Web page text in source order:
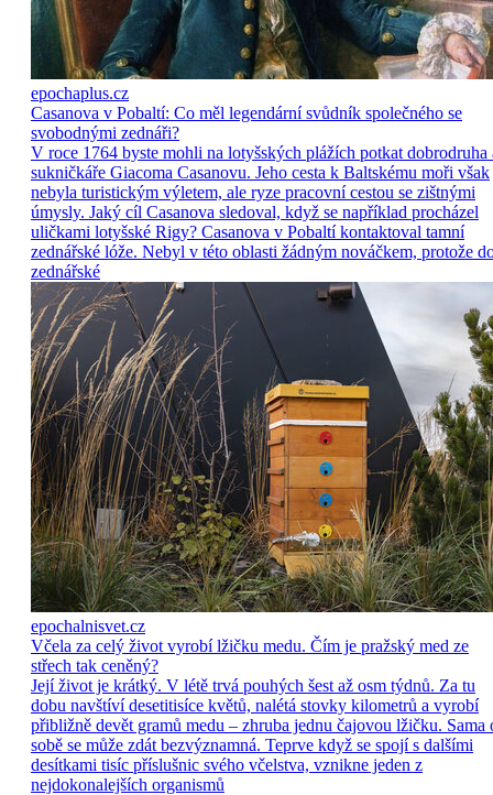
epochaplus.cz
Casanova v Pobaltí: Co měl legendární svůdník společného se
svobodnými zednáři?
V roce 1764 byste mohli na lotyšských plážích potkat dobrodruha
sukničkáře Giacoma Casanovu. Jeho cesta k Baltskému moři však
nebyla turistickým výletem, ale ryze pracovní cestou se zištnými
úmysly. Jaký cíl Casanova sledoval, když se například procházel
uličkami lotyšské Rigy? Casanova v Pobaltí kontaktoval tamní
zednářské lóže. Nebyl v této oblasti žádným nováčkem, protože
zednářské
epochalnisvet.cz
Včela za celý život vyrobí lžičku medu. Čím je pražský med ze
střech tak ceněný?
Její život je krátký. V létě trvá pouhých šest až osm týdnů. Za tu
dobu navštíví desetitisíce květů, nalétá stovky kilometrů a vyrobí
přibližně devět gramů medu – zhruba jednu čajovou lžičku. Sama
sobě se může zdát bezvýznamná. Teprve když se spojí s dalšími
desítkami tisíc příslušnic svého včelstva, vznikne jeden z
nejdokonalejších organismů